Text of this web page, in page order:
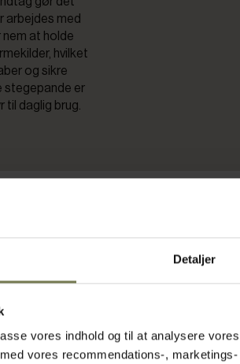
Detaljer
vores indhold og til at analysere
vores recommendations-,
arbejdes med
at holde
hvilket
og sikre
stegepande er
daglig brug.